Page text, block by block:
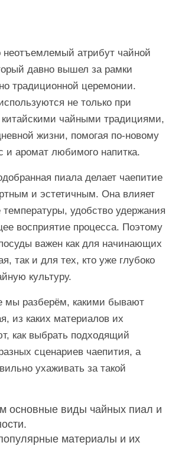
атрибут чайной
давно вышел за рамки
традиционной церемонии.
не только при
китайскими чайными традициями,
жизни, помогая по-новому
и аромат любимого напитка.
пиала делает чаепитие
и эстетичным. Она влияет
удобство удержания
восприятие процесса. Поэтому
важен как для начинающих
так и для тех, кто уже глубоко
культуру.
мы разберём, какими бывают
из каких материалов их
как выбрать подходящий
сценариев чаепития, а
ухаживать за такой
основные виды чайных пиал и
материалы и их